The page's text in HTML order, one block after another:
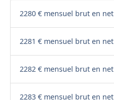
2280 € mensuel brut en net
2281 € mensuel brut en net
2282 € mensuel brut en net
2283 € mensuel brut en net